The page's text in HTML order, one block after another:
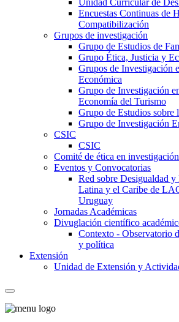
Encuestas Continuas de
Compatibilización
Grupos de investigación
Grupo de Estudios de
Grupo Ética, Justicia y
Grupos de Investigación
Económica
Grupo de Investigación
Economía del Turismo
Grupo de Estudios sobre
Grupo de Investigación
CSIC
CSIC
Comité de ética en investigación
Eventos y Convocatorias
Red sobre Desigualdad y
Latina y el Caribe de
Uruguay
Jornadas Académicas
Divuglación científico
Contexto - Observatorio
y política
Extensión
Unidad de Extensión y